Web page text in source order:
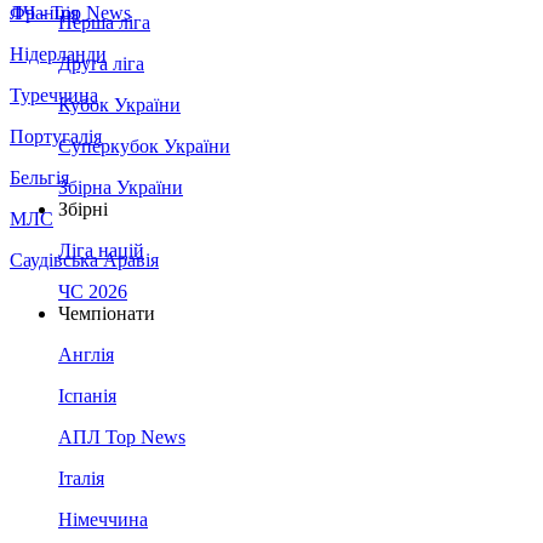
Франція
Нідерланди
Туреччина
Португалія
Бельгія
МЛС
Саудівська Аравія
ЛЧ - Top News
Перша ліга
Друга ліга
Кубок України
Суперкубок України
Збірна України
Збірні
Ліга націй
ЧС 2026
Чемпіонати
Англія
Іспанія
АПЛ Top News
Італія
Німеччина